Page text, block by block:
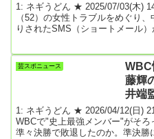
1: ネギうどん ★ 2025/07/03(木)
（52）の女性トラブルをめぐり
りされたSMS（ショートメール
（略）今回、公開された中居氏の
に、とんでもない爆弾が仕込ま
だ。晴天！気持ちいいです...
芸スポニュース
藤輝
井端
【侍
1: ネギうどん ★ 2026/04/12(日)
WBCで"史上最強メンバー"がそ
準々決勝で敗退したのか。準決